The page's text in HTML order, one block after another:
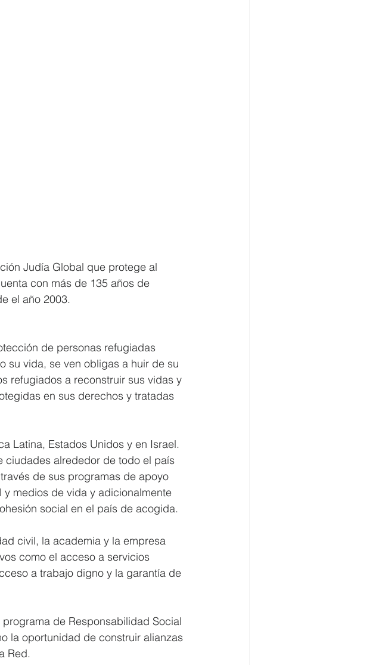
Judía Global que protege al
con más de 135 años de
el año 2003.
de personas refugiadas
su vida, se ven obligas a huir de su
refugiados a reconstruir sus vidas y
en sus derechos y tratadas
Latina, Estados Unidos y en Israel.
ciudades alrededor de todo el país
de sus programas de apoyo
medios de vida y adicionalmente
social en el país de acogida.
civil, la academia y la empresa
como el acceso a servicios
a trabajo digno y la garantía de
de Responsabilidad Social
la oportunidad de construir alianzas
Red.